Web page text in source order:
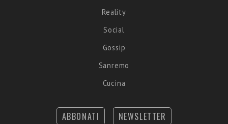
Reality
Social
Gossip
Sanremo
Cucina
ABBONATI NEWSLETTER